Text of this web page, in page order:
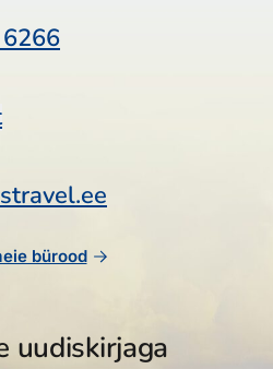
bürood
uudiskirjaga